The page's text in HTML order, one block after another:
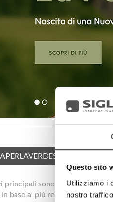
Questo sito
Utilizziamo i
nostro
principali sono la tutela
in base ai più recenti standard